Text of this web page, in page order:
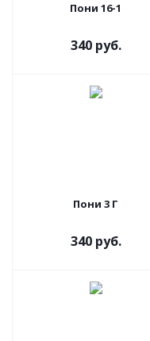
Пони 16-1
340 руб.
Пони 3 Г
340 руб.